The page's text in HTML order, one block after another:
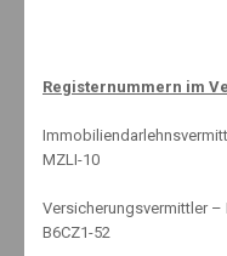
UNTER :
Registernummern im
MZLI-10
B6CZ1-52